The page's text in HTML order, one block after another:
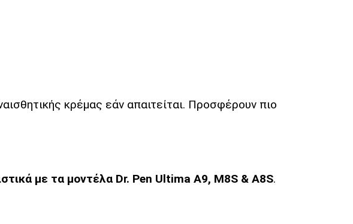
κρέμας εάν απαιτείται. Προσφέρουν πιο
με τα μοντέλα Dr. Pen Ultima A9, M8S & A8S.